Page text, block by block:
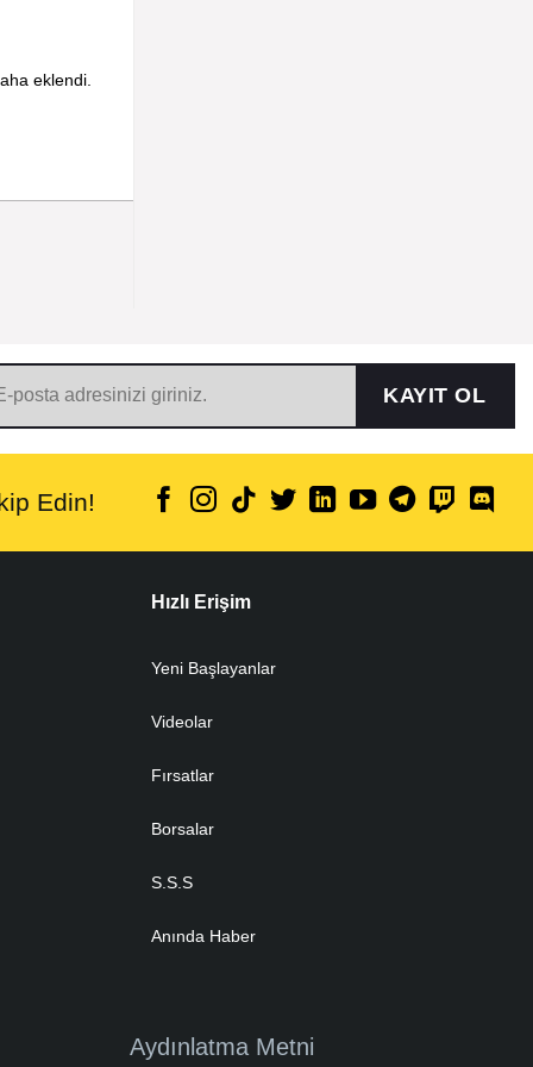
eklendi.
KAYIT OL
Edin!
Hızlı Erişim
Yeni Başlayanlar
Videolar
Fırsatlar
Borsalar
S.S.S
Anında Haber
Aydınlatma Metni